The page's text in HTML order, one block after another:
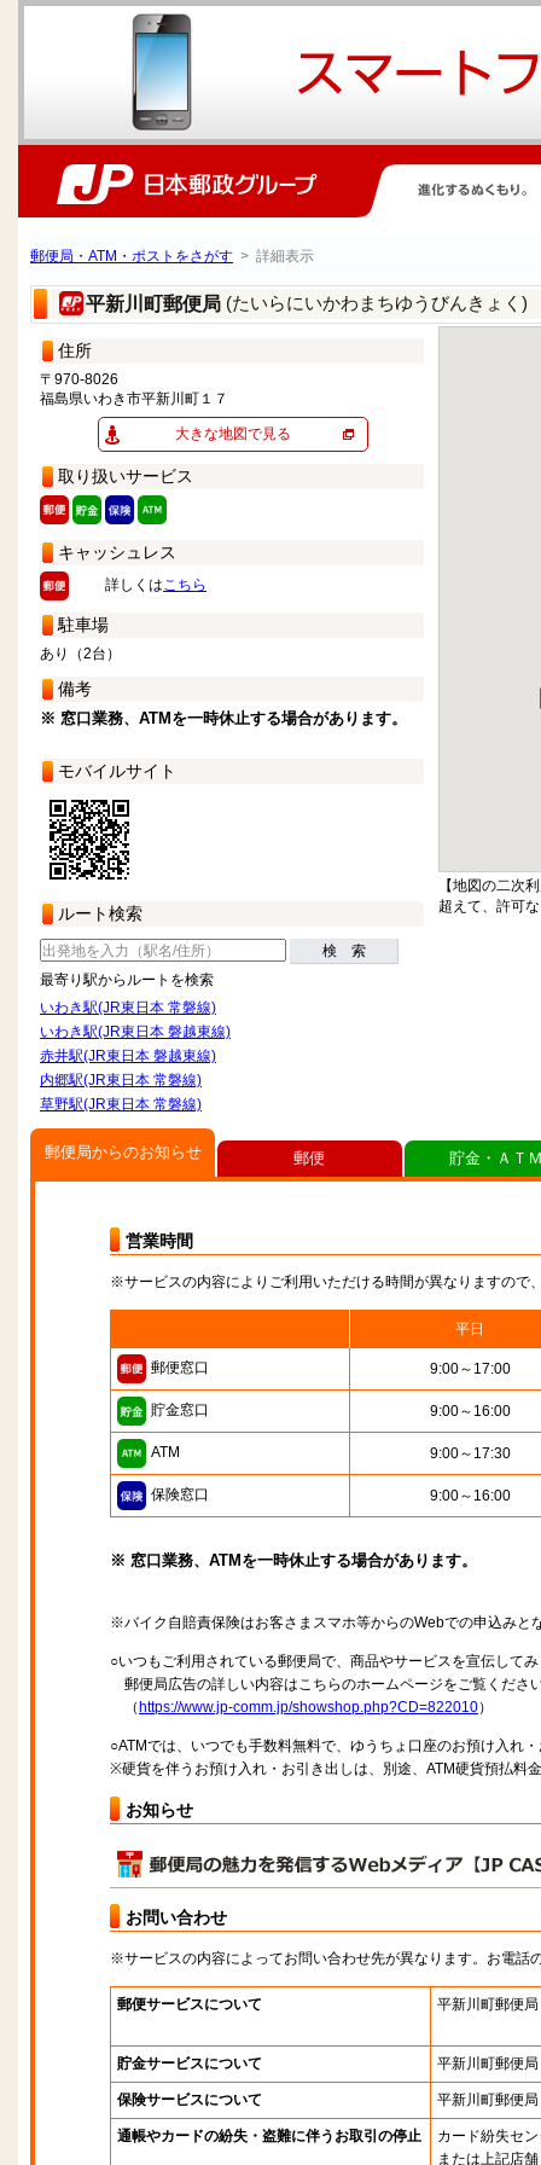
郵便局・ATM・ポストをさがす > 詳細表示
平新川町郵便局 (たいらにいかわまちゆうびんきょく)
住所
〒970-8026
福島県いわき市平新川町１７
大きな地図で見る
取り扱いサービス
キャッシュレス
詳しくはこちら
駐車場
あり（2台）
備考
※ 窓口業務、ATMを一時休止する場合があります。
モバイルサイト
ルート検索
検 索
最寄り駅からルートを検索
いわき駅(JR東日本 常磐線)
いわき駅(JR東日本 磐越東線)
赤井駅(JR東日本 磐越東線)
内郷駅(JR東日本 常磐線)
草野駅(JR東日本 常磐線)
【地図の二次
超えて、許可
郵便局からのお知らせ
営業時間
※サービスの内容によりご利用いただける時間が異なりますので
平日
郵便窓口 9:00～17:00
貯金窓口 9:00～16:00
ATM 9:00～17:30
保険窓口 9:00～16:00
※ 窓口業務、ATMを一時休止する場合があります。
※バイク自賠責保険はお客さまスマホ等からのWebでの申込みと
○いつもご利用されている郵便局で、商品やサービスを宣伝して
郵便局広告の詳しい内容はこちらのホームページをご覧くださ
（ https://www.jp-comm.jp/showshop.php?CD=822010）
○ATMでは、いつでも手数料無料で、ゆうちょ口座のお預け入れ
※硬貨を伴うお預け入れ・お引き出しは、別途、ATM硬貨預払料
お知らせ
お問い合わせ
※サービスの内容によってお問い合わせ先が異なります。お電話
郵便サービスについて 平新川町郵便局
貯金サービスについて 平新川町郵便局
保険サービスについて 平新川町郵便局
通帳やカードの紛失・盗難に伴うお取引の停止
カード紛失セ
または上記店舗
郵便 貯金・ＡＴ